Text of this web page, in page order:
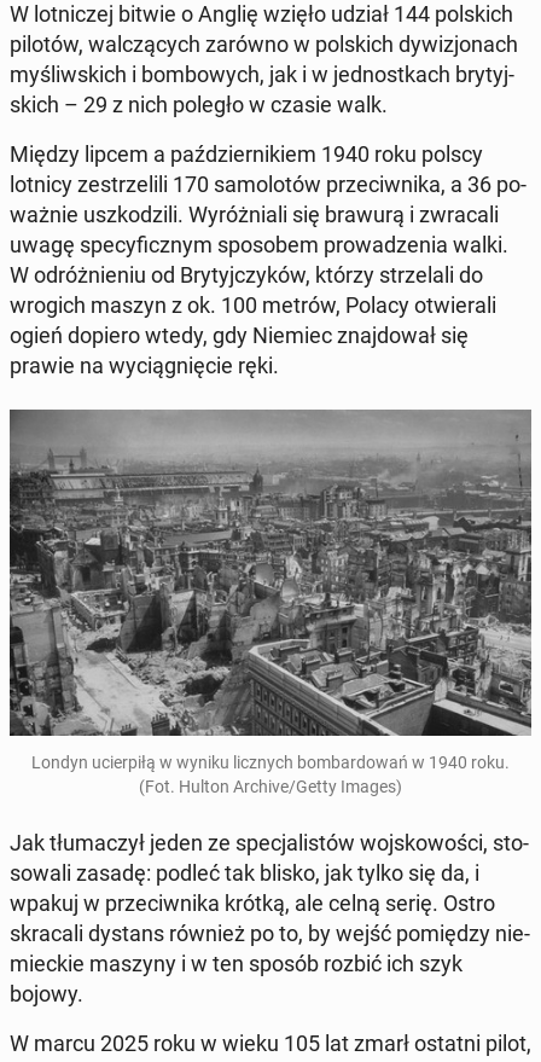
W lot­ni­czej bitwie o Anglię wzięło udział 144 pol­skich
pilotów, wal­czą­cych zarówno w pol­skich dy­wi­zjo­nach
my­śliw­skich i bom­bo­wych, jak i w jed­nost­kach bry­tyj­
skich – 29 z nich poległo w czasie walk.
Między lipcem a paź­dzier­ni­kiem 1940 roku polscy
lotnicy ze­strze­li­li 170 sa­mo­lo­tów prze­ciw­ni­ka, a 36 po­
waż­nie uszko­dzi­li. Wy­róż­nia­li się brawurą i zwra­ca­li
uwagę spe­cy­ficz­nym spo­so­bem pro­wa­dze­nia walki.
W od­róż­nie­niu od Bry­tyj­czy­ków, którzy strze­la­li do
wrogich maszyn z ok. 100 metrów, Polacy otwie­ra­li
ogień dopiero wtedy, gdy Niemiec znaj­do­wał się
prawie na wy­cią­gnię­cie ręki.
Londyn ucier­pi­łą w wyniku licz­nych bom­bar­do­wań w 1940 roku.
(Fot. Hulton Archive/Getty Images)
Jak tłu­ma­czył jeden ze spe­cja­li­stów woj­sko­wo­ści, sto­
so­wa­li zasadę: podleć tak blisko, jak tylko się da, i
wpakuj w prze­ciw­ni­ka krótką, ale celną serię. Ostro
skra­ca­li dystans również po to, by wejść po­mię­dzy nie­
miec­kie maszyny i w ten sposób rozbić ich szyk
bojowy.
W marcu 2025 roku w wieku 105 lat zmarł ostatni pilot,